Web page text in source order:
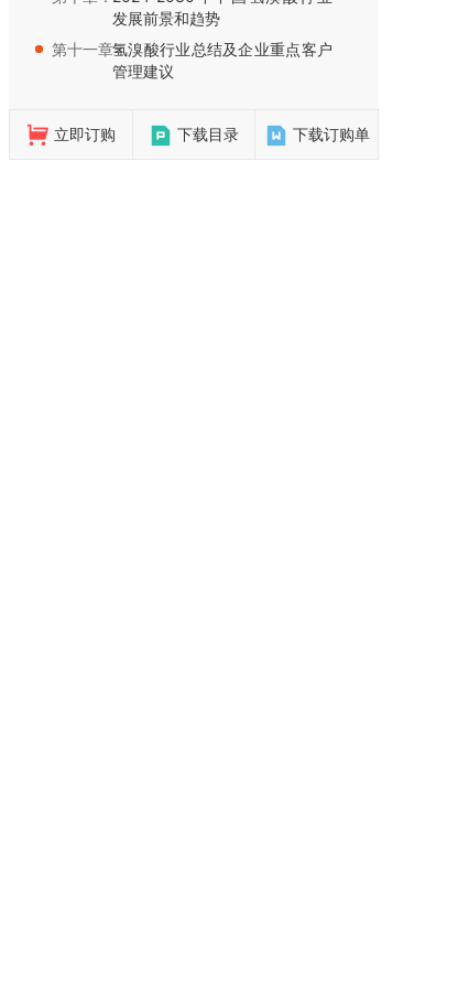
发展前景和趋势
第十一章：氢溴酸行业总结及企业重点客户
管理建议
立即订购 下载目录 下载订购单